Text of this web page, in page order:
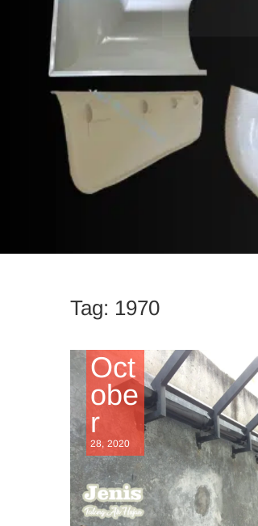
Tag: 1970
Oct
obe
r
28, 2020